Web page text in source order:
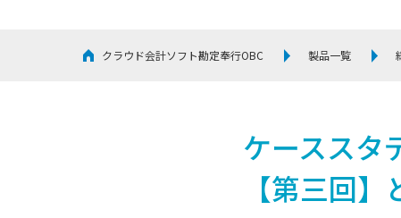
クラウド会計ソフト勘定奉行OBC 製品一覧
ケーススタ
【第三回